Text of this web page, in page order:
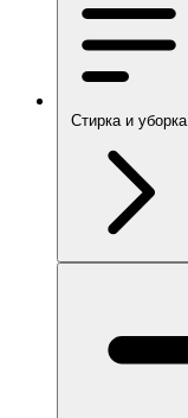
Стирка и уборка